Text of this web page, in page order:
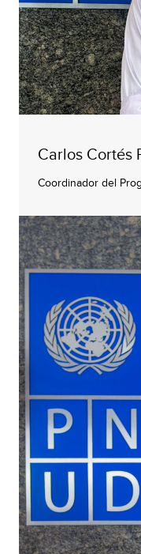
Carlos Cortés
Coordinador del